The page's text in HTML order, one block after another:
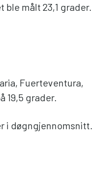
målt 23,1 grader.
Fuerteventura,
19,5 grader.
i døgngjennomsnitt.